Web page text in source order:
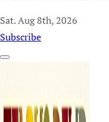
Sat. Aug 8th, 2026
Subscribe